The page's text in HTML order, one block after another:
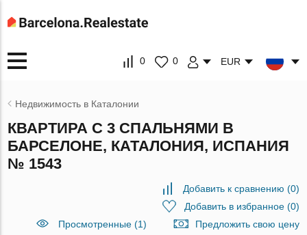
0 0 EUR
Недвижимость в Каталонии
КВАРТИРА С 3 СПАЛЬНЯМИ В
БАРСЕЛОНЕ, КАТАЛОНИЯ, ИСПАНИЯ
№ 1543
Добавить к сравнению (0)
Добавить в избранное(0)
Просмотренные (1)
Предложить свою цену